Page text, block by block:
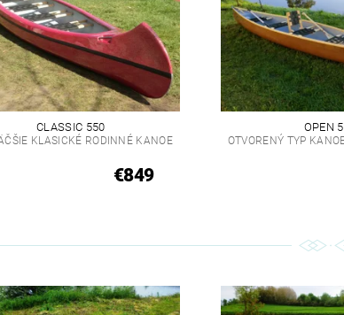
CLASSIC 550
KLASICKÉ RODINNÉ KANOE
€849
OPEN
OTVORENÝ TYP